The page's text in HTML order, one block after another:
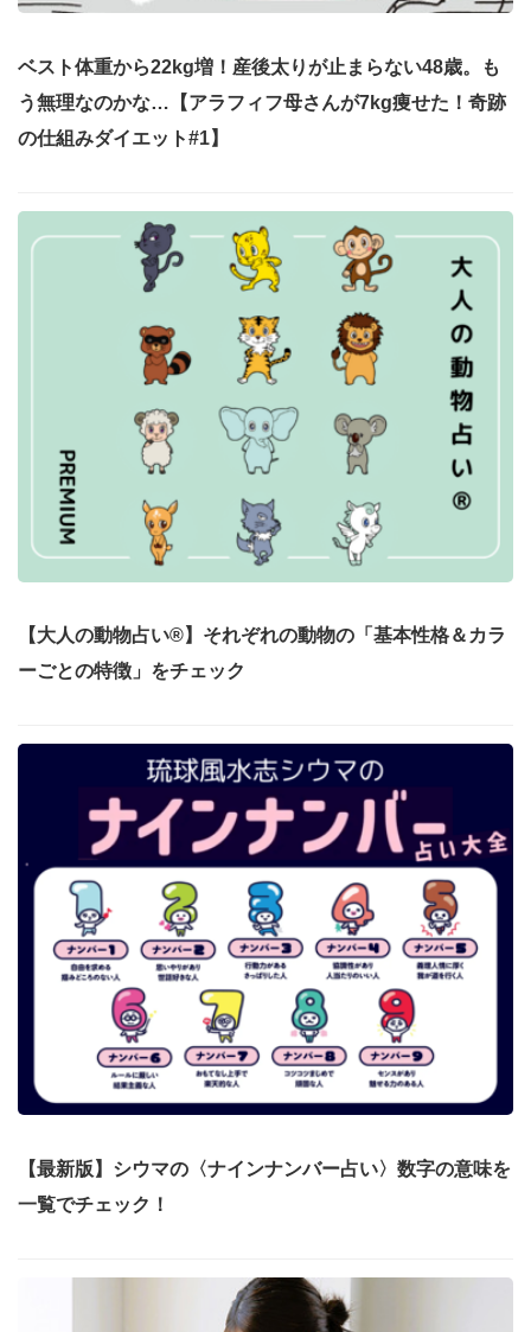
ベスト体重から22kg増！産後太りが止まらない48歳。も
う無理なのかな…【アラフィフ母さんが7kg痩せた！奇跡
の仕組みダイエット#1】
【大人の動物占い®】それぞれの動物の「基本性格＆カラ
ーごとの特徴」をチェック
【最新版】シウマの〈ナインナンバー占い〉数字の意味を
一覧でチェック！